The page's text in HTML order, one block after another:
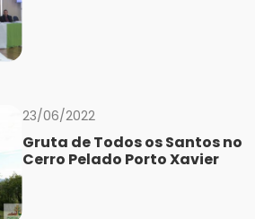
23/06/2022
Gruta de Todos os Santos no
Cerro Pelado Porto Xavier